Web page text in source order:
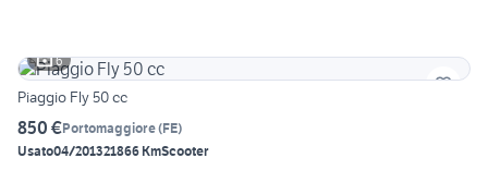
6
Piaggio Fly 50 cc
850 €Portomaggiore(FE)
Usato04/201321866 KmScooter